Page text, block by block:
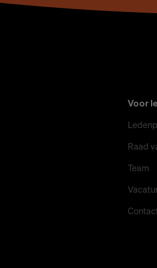
Voor
Raad
Team